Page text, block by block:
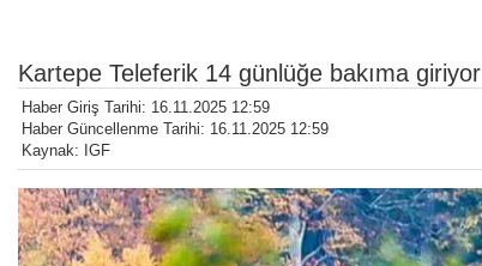
Kartepe Teleferik 14 günlüğe bakıma giriyor
Haber Giriş Tarihi: 16.11.2025 12:59
Haber Güncellenme Tarihi: 16.11.2025 12:59
Kaynak: IGF